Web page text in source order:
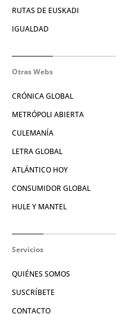
RUTAS DE EUSKADI
IGUALDAD
Otras Webs
CRÓNICA GLOBAL
METRÓPOLI ABIERTA
CULEMANÍA
LETRA GLOBAL
ATLÁNTICO HOY
CONSUMIDOR GLOBAL
HULE Y MANTEL
Servicios
QUIÉNES SOMOS
SUSCRÍBETE
CONTACTO